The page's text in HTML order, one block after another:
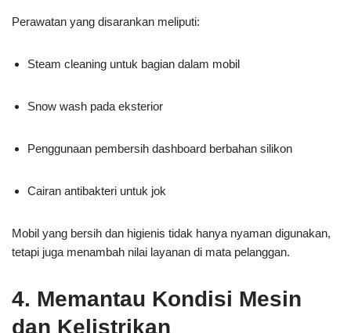
Perawatan yang disarankan meliputi:
Steam cleaning untuk bagian dalam mobil
Snow wash pada eksterior
Penggunaan pembersih dashboard berbahan silikon
Cairan antibakteri untuk jok
Mobil yang bersih dan higienis tidak hanya nyaman digunakan,
tetapi juga menambah nilai layanan di mata pelanggan.
4. Memantau Kondisi Mesin
dan Kelistrikan